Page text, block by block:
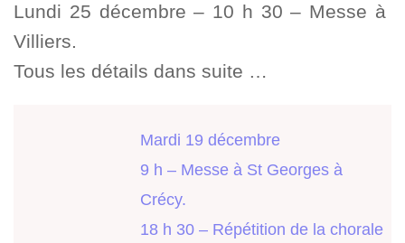
Lundi 25 décembre – 10 h 30 – Messe à
Villiers.
Tous les détails dans suite …
Mardi 19 décembre
9 h – Messe à St Georges à
Crécy.
18 h 30 – Répétition de la chorale